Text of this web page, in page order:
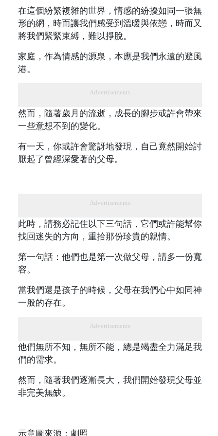
在這個紛繁複雜的世界，情感的紛擾如同一張無
形的網，時而讓我們感受到溫暖與依戀，時而又
將我們緊緊束縛，難以掙脫。
家庭，作為情感的源泉，本應是我們永遠的避風
港。
Advertisements
然而，隨著歲月的流逝，成長的腳步或許會帶來
一些意想不到的變化。
有一天，你或許會驚訝地發現，自己竟然開始討
厭起了曾經深愛著的父母。
Advertisements
此時，請務必記住以下三句話，它們或許能幫你
找回迷失的方向，重拾那份珍貴的親情。
第一句話：他們也是第一次做父母，請多一份寬
容。
當我們還是孩子的時候，父母在我們心中如同神
一般的存在。
Advertisements
他們無所不知，無所不能，總是竭盡全力滿足我
們的需求。
然而，隨著我們逐漸長大，我們開始發現父母並
非完美無缺。
示意圖來源：劇照